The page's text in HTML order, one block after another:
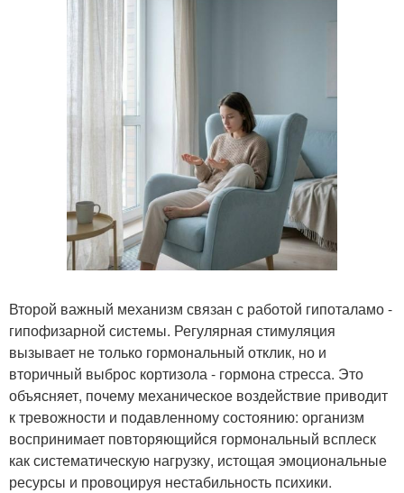
Второй важный механизм связан с работой гипоталамо -
гипофизарной системы. Регулярная стимуляция
вызывает не только гормональный отклик, но и
вторичный выброс кортизола - гормона стресса. Это
объясняет, почему механическое воздействие приводит
к тревожности и подавленному состоянию: организм
воспринимает повторяющийся гормональный всплеск
как систематическую нагрузку, истощая эмоциональные
ресурсы и провоцируя нестабильность психики.